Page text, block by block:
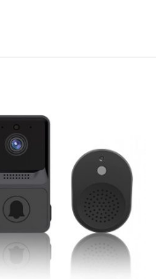
wishlist